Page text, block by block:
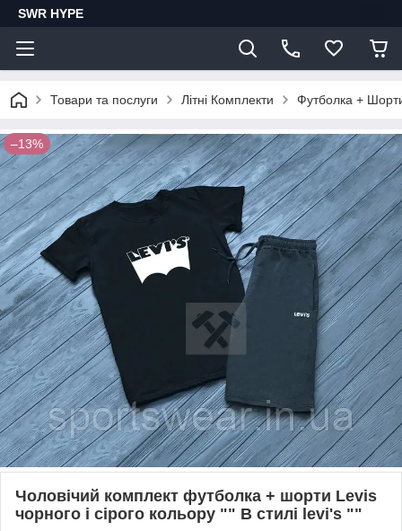
SWR HYPE
Товари та послуги Літні Комплекти Футболка +
–13%
Чоловічий комплект футболка + шорти Levis
чорного і сірого кольору "" В стилі levi's ""